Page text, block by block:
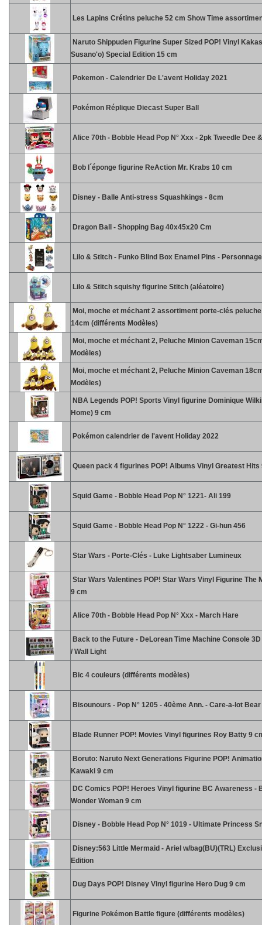
Les Lapins Crétins peluche 52 cm Show Time
Naruto Shippuden Figurine Super Sized POP! Vinyl
Susano'o) Special Edition 15 cm
Pokemon - Calendrier De L'avent Holiday 2021
Pokémon Réplique Diecast Super Ball
Alice 70th - Bobble Head Pop N° Xxx - 2pk Tweedle Dee
Bob l´éponge figurine ReAction Mr. Krabs 10 cm
Disney - Balle Anti-stress Squashkings - 8cm
Dragon Ball - Shopping Bag 40x45x20 Cm
Lilo & Stitch - Funko Blind Box Enamel Pins -
Lilo & Stitch squishy figurine Stitch (aléatoire)
Moi, moche et méchant 2 assortiment porte-clés
14cm (différents Modèles)
Moi, moche et méchant 2, Peluche Minion Caveman
Modèles)
Moi, moche et méchant 2, Peluche Minion Caveman
Modèles)
NBA Legends POP! Sports Vinyl figurine Dominique
Home) 9 cm
Pokémon calendrier de l'avent Holiday 2022
Queen pack 4 figurines POP! Albums Vinyl Greatest Hits
Squid Game - Bobble Head Pop N° 1221- Ali 199
Squid Game - Bobble Head Pop N° 1222 - Gi-hun 456
Star Wars - Porte-Clés - Luke Lightsaber Lumineux
Star Wars Valentines POP! Star Wars Vinyl Figurine The
9 cm
Alice 70th - Bobble Head Pop N° Xxx - March Hare
Back to the Future - DeLorean Time Machine Console
/ Wall Light
Bic 4 couleurs (différents modèles)
Bisounours - Pop N° 1205 - 40ème Ann. - Care-a-lot Bear
Blade Runner POP! Movies Vinyl figurines Roy Batty 9
Boruto: Naruto Next Generations Figurine POP!
Kawaki 9 cm
DC Comics POP! Heroes Vinyl figurine BC Awareness -
Wonder Woman 9 cm
Disney - Bobble Head Pop N° 1019 - Ultimate Princess
Disney:563 Little Mermaid - Ariel w/bag(BU)(TRL)
Edition
Dug Days POP! Disney Vinyl figurine Hero Dug 9 cm
Figurine Pokémon Battle figure (différents modèles)